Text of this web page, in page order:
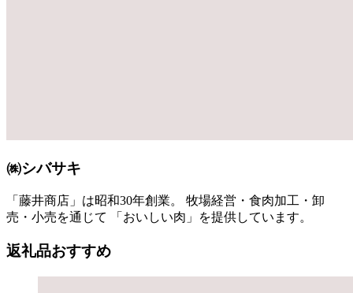
㈱シバサキ
「藤井商店」は昭和30年創業。 牧場経営・食肉加工・卸
売・小売を通じて 「おいしい肉」を提供しています。
返礼品おすすめ